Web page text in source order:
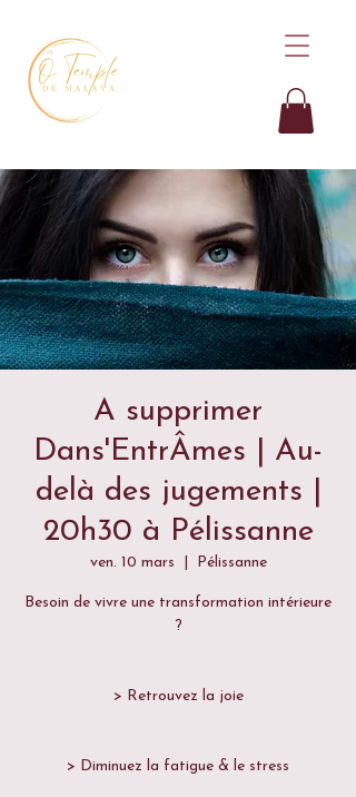
A supprimer
Dans'EntrÂmes | Au-
delà des jugements |
20h30 à Pélissanne
ven. 10 mars Pélissanne
Besoin de vivre une transformation intérieure
?
> Retrouvez la joie
> Diminuez la fatigue & le stress